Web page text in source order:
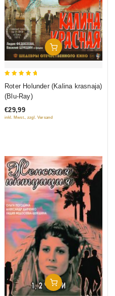
In Den Warenkorb
Roter Holunder (Kalina krasnaja)
(Blu-Ray)
€29,99
inkl. Mwst., zzgl. Versand
In Den Warenkorb